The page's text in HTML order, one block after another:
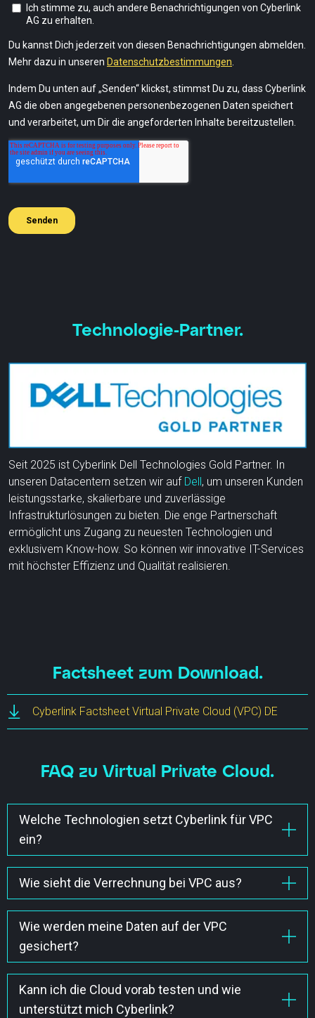
Technologie-Partner.
Seit 2025 ist Cyberlink Dell Technologies Gold Partner. In
unseren Datacentern setzen wir auf Dell , um unseren Kunden
leistungsstarke, skalierbare und zuverlässige
Infrastrukturlösungen zu bieten. Die enge Partnerschaft
ermöglicht uns Zugang zu neuesten Technologien und
exklusivem Know-how. So können wir innovative IT-Services
mit höchster Effizienz und Qualität realisieren.
Factsheet zum Download.
Cyberlink Factsheet Virtual Private Cloud (VPC) DE
FAQ zu Virtual Private Cloud.
Welche Technologien setzt Cyberlink für VPC
ein?
mit VMware. Mittels dem mächtigen VMware Cloud
Director hast Du die Möglichkeit, einzelne virtuelle
Maschinen aber auch komplexe Datacenter
Infrastrukturen autonom im Self-Service zu erstellen.
Mehr erfahren
Wie sieht die Verrechnung bei VPC aus?
allfälligen Optionen sowie den Ressourcen-Kosten.
Der Grossteil der Kosten ist daher nutzungsbasiert
Wie werden meine Daten auf der VPC
gesichert?
entscheiden, ob und in welcher Frequenz diese via
Backup gesichert werden sollen.
Kann ich die Cloud vorab testen und wie
unterstützt mich Cyberlink?